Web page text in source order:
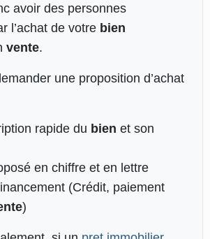
avoir des personnes
l’achat de votre bien
vente.
une proposition d’achat
rapide du bien et son
en chiffre et en lettre
(Crédit, paiement
)